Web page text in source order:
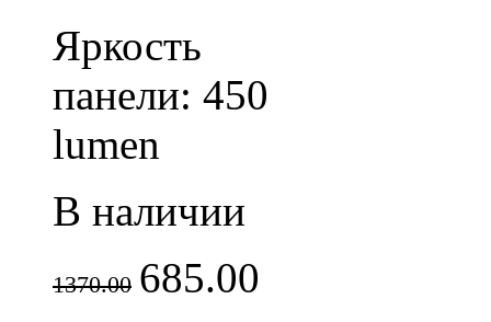
Яркость
панели: 450
lumen
В наличии
1370.00 685.00